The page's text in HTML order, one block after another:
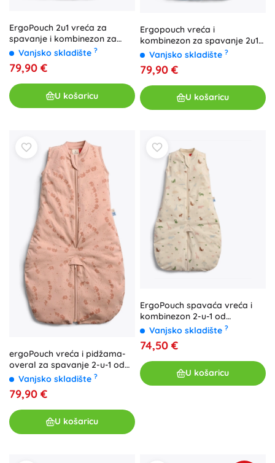
ErgoPouch 2u1 vreća za
spavanje i kombinezon za
spavanje od organskog
pamuka Daisies 0,2 tog (3–12
mjeseci)
Vanjsko skladište ?
79,90 €
U košaricu
Ergopouch vreća i
kombinezon za spavanje 2u1
od organskog pamuka Suit
dragonflies 0,2 tog (3–12
mjeseci)
Vanjsko skladište ?
79,90 €
U košaricu
ergoPouch vreća i pidžama-
overal za spavanje 2-u-1 od
organskog pamuka Elephant
Parade, 8–24 mjeseci, 8–14 kg,
0,2 TOG
Vanjsko skladište ?
79,90 €
U košaricu
ErgoPouch spavaća vreća i
kombinezon 2-u-1 od
organskog pamuka Savannah
0,2 TOG (8–24 mjeseci, 8–14
kg)
Vanjsko skladište ?
74,50 €
U košaricu